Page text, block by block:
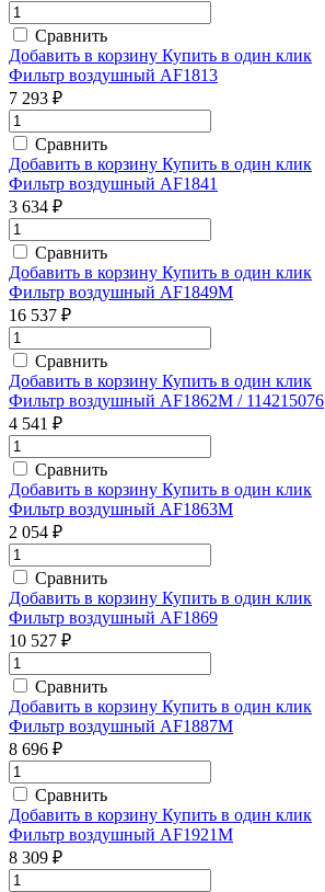
Сравнить
Добавить в корзину Купить в один клик
Фильтр воздушный AF1813
7 293 ₽
Сравнить
Добавить в корзину Купить в один клик
Фильтр воздушный AF1841
3 634 ₽
Сравнить
Добавить в корзину Купить в один клик
Фильтр воздушный AF1849M
16 537 ₽
Сравнить
Добавить в корзину Купить в один клик
Фильтр воздушный AF1862M / 114215076
4 541 ₽
Сравнить
Добавить в корзину Купить в один клик
Фильтр воздушный AF1863M
2 054 ₽
Сравнить
Добавить в корзину Купить в один клик
Фильтр воздушный AF1869
10 527 ₽
Сравнить
Добавить в корзину Купить в один клик
Фильтр воздушный AF1887M
8 696 ₽
Сравнить
Добавить в корзину Купить в один клик
Фильтр воздушный AF1921M
8 309 ₽